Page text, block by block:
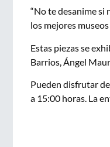
“No te desanime si
los mejores
Estas piezas se
Barrios, Ángel
Pueden disfrutar
a 15:00 horas. La